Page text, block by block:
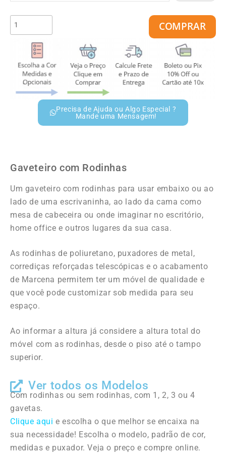
COMPRAR
Precisa de Ajuda ou Algo Especial ?
Mande uma Mensagem!
Gaveteiro com Rodinhas
Um gaveteiro com rodinhas para usar embaixo ou ao
lado de uma escrivaninha, ao lado da cama como
mesa de cabeceira ou onde imaginar no escritório,
home office e outros lugares da sua casa.
As rodinhas de poliuretano, puxadores de metal,
corrediças reforçadas telescópicas e o acabamento
de Marcena permitem ter um móvel de qualidade e
que você pode customizar sob medida para seu
espaço.
Ao informar a altura já considere a altura total do
móvel com as rodinhas, desde o piso até o tampo
superior.
Ver todos os Modelos
Com rodinhas ou sem rodinhas, com 1, 2, 3 ou 4
gavetas.
Clique aqui e escolha o que melhor se encaixa na
sua necessidade! Escolha o modelo, padrão de cor,
medidas e puxador. Veja o preço e compre online.